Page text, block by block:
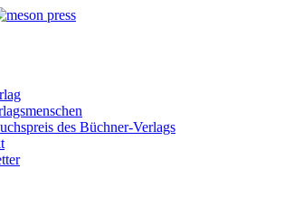
des Büchner-Verlags